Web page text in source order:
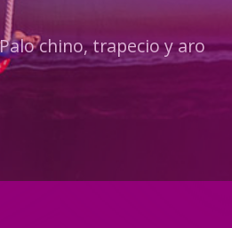
chino, trapecio y aro